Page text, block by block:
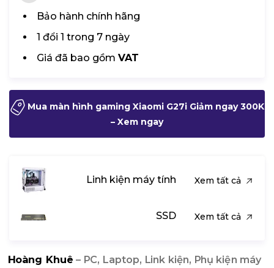
Bảo hành chính hãng
1 đổi 1 trong 7 ngày
Giá đã bao gồm VAT
Mua màn hình gaming Xiaomi G27i Giảm ngay 300K
– Xem ngay
Linh kiện máy tính Xem tất cả
SSD Xem tất cả
Hoàng Khuê – PC, Laptop, Link kiện, Phụ kiện máy